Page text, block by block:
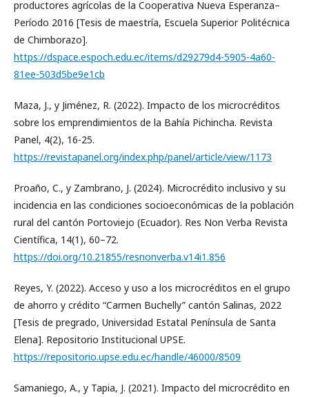
productores agrícolas de la Cooperativa Nueva Esperanza–
Período 2016 [Tesis de maestría, Escuela Superior Politécnica
de Chimborazo].
https://dspace.espoch.edu.ec/items/d29279d4-5905-4a60-
81ee-503d5be9e1cb
Maza, J., y Jiménez, R. (2022). Impacto de los microcréditos
sobre los emprendimientos de la Bahía Pichincha. Revista
Panel, 4(2), 16-25.
https://revistapanel.org/index.php/panel/article/view/1173
Proaño, C., y Zambrano, J. (2024). Microcrédito inclusivo y su
incidencia en las condiciones socioeconómicas de la población
rural del cantón Portoviejo (Ecuador). Res Non Verba Revista
Científica, 14(1), 60–72.
https://doi.org/10.21855/resnonverba.v14i1.856
Reyes, Y. (2022). Acceso y uso a los microcréditos en el grupo
de ahorro y crédito “Carmen Buchelly” cantón Salinas, 2022
[Tesis de pregrado, Universidad Estatal Península de Santa
Elena]. Repositorio Institucional UPSE.
https://repositorio.upse.edu.ec/handle/46000/8509
Samaniego, A., y Tapia, J. (2021). Impacto del microcrédito en